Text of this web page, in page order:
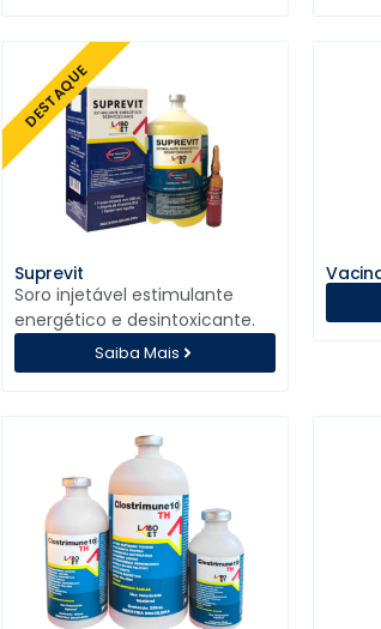
DESTAQUE
Saiba Mais
Suprevit
Soro injetável estimulante
energético e desintoxicante.